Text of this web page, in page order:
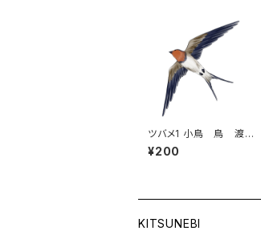
ツバメ1 小鳥 鳥 渡り
鳥 5月 ツバメの巣
幸せ 初夏 燕返
¥200
KITSUNEBI